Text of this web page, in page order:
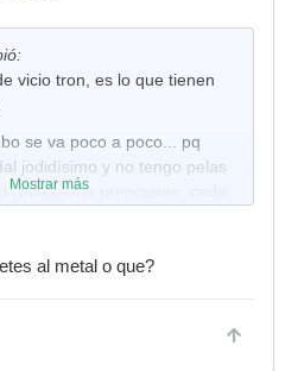
vicio tron, es lo que tienen
se va poco a poco... pq
jodidísimo y no tengo pelas
bastante preocupao, cada
cada vez más incómodo
Mostrar más
al metal o que?